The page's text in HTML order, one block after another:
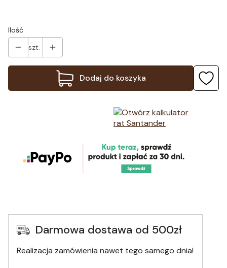
Ilość
szt.
Dodaj do koszyka
Darmowa dostawa od 500zł
Realizacja zamówienia nawet tego samego dnia!